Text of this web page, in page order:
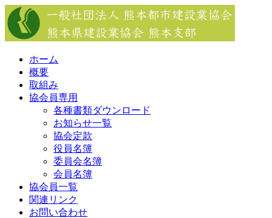
Skip
to
content
ホーム
概要
取組み
協会員専用
各種書類ダウンロード
お知らせ一覧
協会定款
役員名簿
委員会名簿
会員名簿
協会員一覧
関連リンク
お問い合わせ